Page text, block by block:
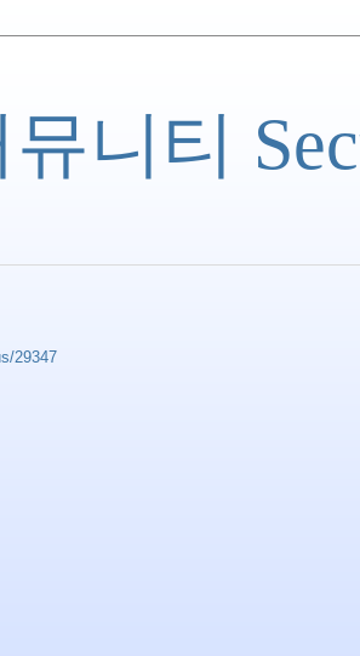
니티
29347